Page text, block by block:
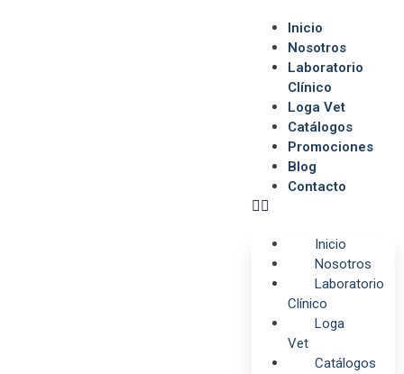
Inicio
Nosotros
Laboratorio
Clínico
Loga Vet
Catálogos
Promociones
Blog
Contacto
Inicio
Nosotros
Laboratorio
Clínico
Loga
Vet
Catálogos